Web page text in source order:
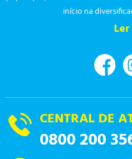
início na
CENTRAL DE
0800 200